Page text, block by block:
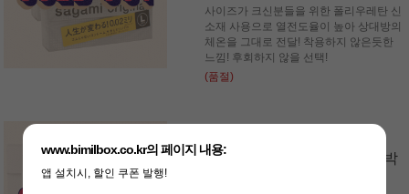
사이즈가 크신분들을 위한 폴리우레탄 신
소재 사용으로 열전도율이 높아 상대방의
체온을 그대로 전달! 착용하지 않은듯한
느낌! 후회하지 않을 선택!
(품절)
사가미 오리지널 001 콘돔 3박
www.bimilbox.co.kr의 페이지 내용:
앱 설치시, 할인 쿠폰 발행!